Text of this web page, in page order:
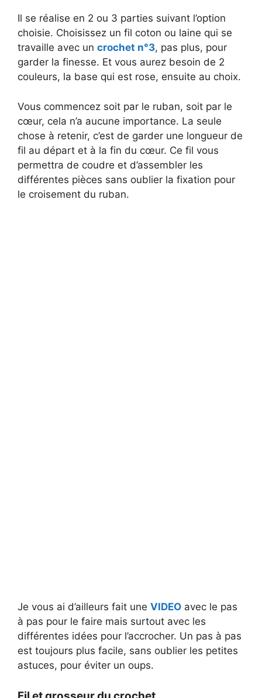
Il se réalise en 2 ou 3 parties suivant l’option
choisie. Choisissez un fil coton ou laine qui se
travaille avec un crochet n°3, pas plus, pour
garder la finesse. Et vous aurez besoin de 2
couleurs, la base qui est rose, ensuite au choix.
Vous commencez soit par le ruban, soit par le
cœur, cela n’a aucune importance. La seule
chose à retenir, c’est de garder une longueur de
fil au départ et à la fin du cœur. Ce fil vous
permettra de coudre et d’assembler les
différentes pièces sans oublier la fixation pour
le croisement du ruban.
Je vous ai d’ailleurs fait une VIDEO avec le pas
à pas pour le faire mais surtout avec les
différentes idées pour l’accrocher. Un pas à pas
est toujours plus facile, sans oublier les petites
astuces, pour éviter un oups.